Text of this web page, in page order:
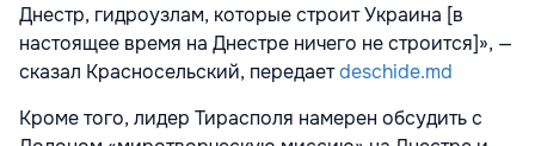
Днестр, гидроузлам, которые строит Украина [в
настоящее время на Днестре ничего не строится]», —
сказал Красносельский, передаетdeschide.md
Кроме того, лидер Тирасполя намерен обсудить с